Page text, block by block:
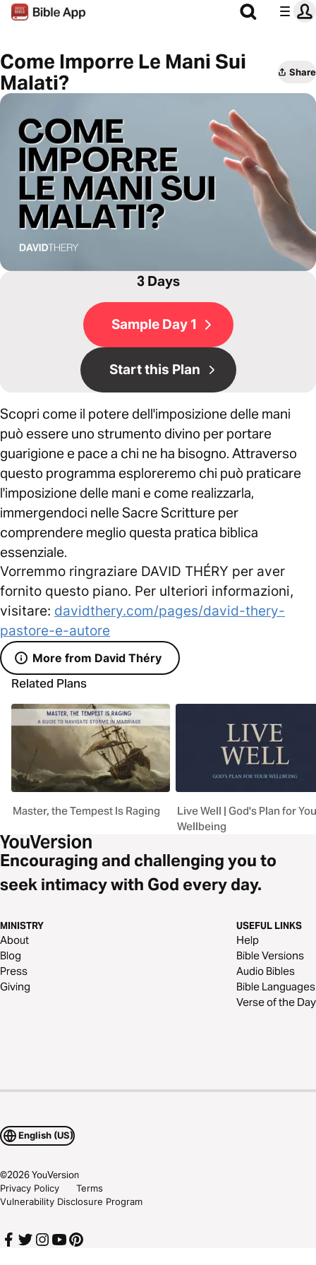
Come Imporre Le Mani Sui
Malati?
Share
3 Days
Sample Day 1
Start this Plan
Scopri come il potere dell'imposizione delle mani
può essere uno strumento divino per portare
guarigione e pace a chi ne ha bisogno. Attraverso
questo programma esploreremo chi può praticare
l'imposizione delle mani e come realizzarla,
immergendoci nelle Sacre Scritture per
comprendere meglio questa pratica biblica
essenziale.
Vorremmo ringraziare DAVID THÉRY per aver
fornito questo piano. Per ulteriori informazioni,
visitare: davidthery.com/pages/david-thery-
pastore-e-autore
More from David Théry
Related Plans
Master, the Tempest Is Raging
Live Well | God's Plan for
Wellbeing
Encouraging and challenging you to
seek intimacy with God every day.
MINISTRY
About
Blog
Press
Giving
USEFUL LINKS
Help
Bible Versions
Audio Bibles
Bible Languages
Verse of the Day
English (US)
©2026YouVersion
Privacy Policy
Terms
Vulnerability Disclosure Program